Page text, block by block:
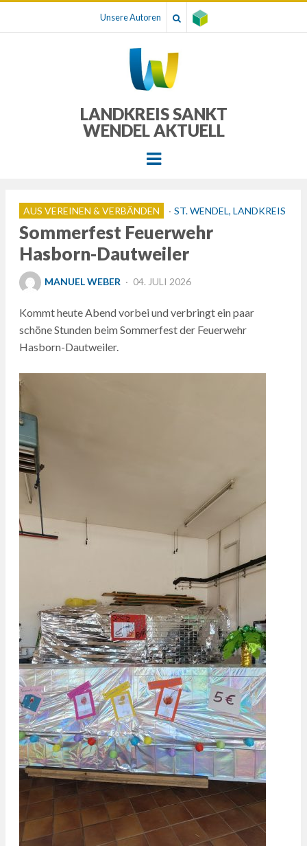
Unsere Autoren
LANDKREIS SANKT
WENDEL AKTUELL
Menu
AUS VEREINEN & VERBÄNDEN ST. WENDEL, LANDKREIS
Sommerfest Feuerwehr
Hasborn-Dautweiler
MANUEL WEBER
POSTED
04. JULI 2026
Kommt heute Abend vorbei und verbringt ein paar
schöne Stunden beim Sommerfest der Feuerwehr
Hasborn-Dautweiler.